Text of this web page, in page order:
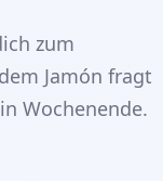
zum
Jamón fragt
Wochenende.